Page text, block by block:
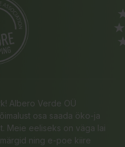
Albero Verde OÜ
osa saada öko-ja
Meie eeliseks on väga lai
ning e-poe kiire